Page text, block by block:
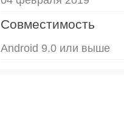
Совместимость
Android 9.0 или выше